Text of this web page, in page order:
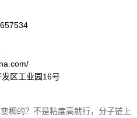
区工业园16号
稠的？不是粘度高就行，分子链上